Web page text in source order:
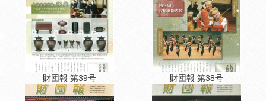
財団報 第39号 財団報 第38号